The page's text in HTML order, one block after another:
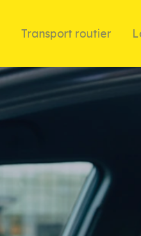
Transport routier